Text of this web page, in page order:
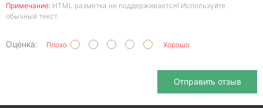
Примечание: HTML разметка не поддерживается! Используйте
обычный текст.
Оценка: Плохо Хорошо
Отправить отзыв